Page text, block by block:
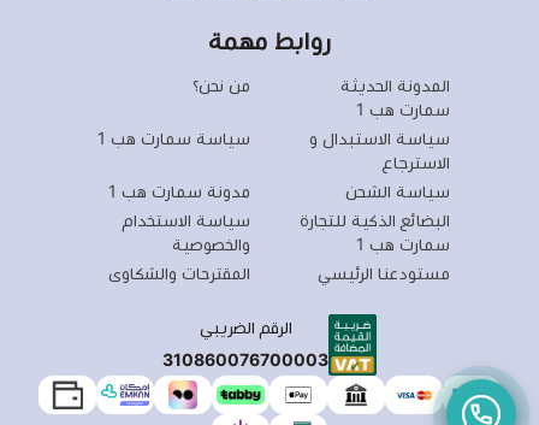
روابط مهمة
المدونة الحديثة
سمارت هب 1
من نحن؟
سياسة الاستبدال و
الاسترجاع
سياسة سمارت هب 1
سياسة الشحن
مدونة سمارت هب 1
البضائع الذكية للتجارة
سمارت هب 1
سياسة الاستخدام
والخصوصية
مستودعنا الرئيسي
المقترحات والشكاوى
الرقم الضريبي
310860076700003